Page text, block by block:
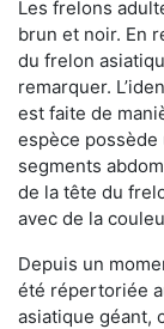
Les frelons
brun et noir. En
du frelon
remarquer.
est faite de
espèce
segments
de la tête du
avec de la
Depuis un
été répertoriée
asiatique géant,